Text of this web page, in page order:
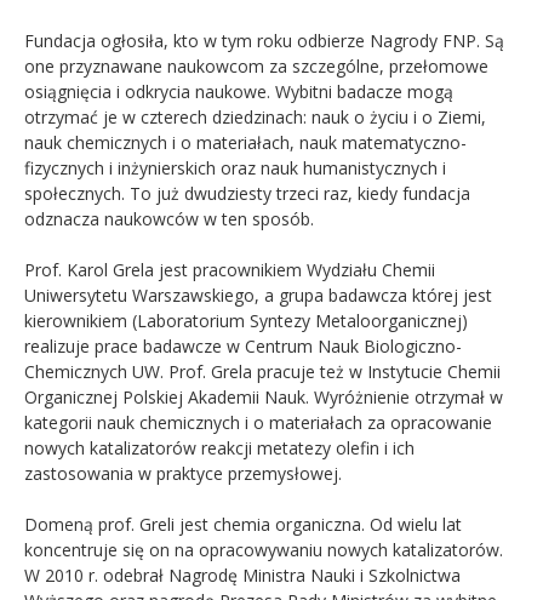
Fundacja ogłosiła, kto w tym roku odbierze Nagrody FNP. Są
one przyznawane naukowcom za szczególne, przełomowe
osiągnięcia i odkrycia naukowe. Wybitni badacze mogą
otrzymać je w czterech dziedzinach: nauk o życiu i o Ziemi,
nauk chemicznych i o materiałach, nauk matematyczno-
fizycznych i inżynierskich oraz nauk humanistycznych i
społecznych. To już dwudziesty trzeci raz, kiedy fundacja
odznacza naukowców w ten sposób.
Prof. Karol Grela jest pracownikiem Wydziału Chemii
Uniwersytetu Warszawskiego, a grupa badawcza której jest
kierownikiem (Laboratorium Syntezy Metaloorganicznej)
realizuje prace badawcze w Centrum Nauk Biologiczno-
Chemicznych UW. Prof. Grela pracuje też w Instytucie Chemii
Organicznej Polskiej Akademii Nauk. Wyróżnienie otrzymał w
kategorii nauk chemicznych i o materiałach za opracowanie
nowych katalizatorów reakcji metatezy olefin i ich
zastosowania w praktyce przemysłowej.
Domeną prof. Greli jest chemia organiczna. Od wielu lat
koncentruje się on na opracowywaniu nowych katalizatorów.
W 2010 r. odebrał Nagrodę Ministra Nauki i Szkolnictwa